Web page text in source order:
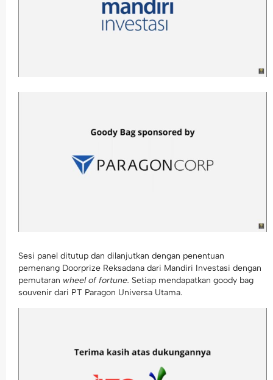
Sesi panel ditutup dan dilanjutkan dengan penentuan
pemenang Doorprize Reksadana dari Mandiri Investasi dengan
pemutaran wheel of fortune. Setiap mendapatkan goody bag
souvenir dari PT Paragon Universa Utama.